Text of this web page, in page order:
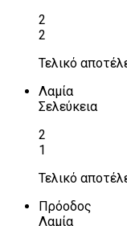
2
2
Τελικό
Λαμία
Σελεύκεια
2
1
Τελικό
Πρόοδος
Λαμία